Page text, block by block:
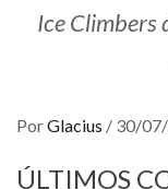
Ice Climbers
PorGlacius / 30/
ÚLTIMOS